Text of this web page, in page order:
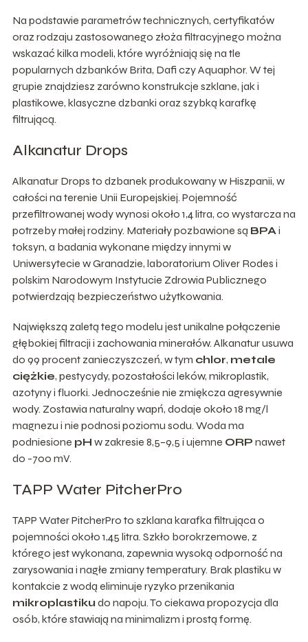
Na podstawie parametrów technicznych, certyfikatów
oraz rodzaju zastosowanego złoża filtracyjnego można
wskazać kilka modeli, które wyróżniają się na tle
popularnych dzbanków Brita, Dafi czy Aquaphor. W tej
grupie znajdziesz zarówno konstrukcje szklane, jak i
plastikowe, klasyczne dzbanki oraz szybką karafkę
filtrującą.
Alkanatur Drops
Alkanatur Drops to dzbanek produkowany w Hiszpanii, w
całości na terenie Unii Europejskiej. Pojemność
przefiltrowanej wody wynosi około 1,4 litra, co wystarcza na
potrzeby małej rodziny. Materiały pozbawione są BPAi
toksyn, a badania wykonane między innymi w
Uniwersytecie w Granadzie, laboratorium Oliver Rodes i
polskim Narodowym Instytucie Zdrowia Publicznego
potwierdzają bezpieczeństwo użytkowania.
Największą zaletą tego modelu jest unikalne połączenie
głębokiej filtracji i zachowania minerałów. Alkanatur usuwa
do 99 procent zanieczyszczeń, w tym chlor, metale
ciężkie, pestycydy, pozostałości leków, mikroplastik,
azotyny i fluorki. Jednocześnie nie zmiękcza agresywnie
wody. Zostawia naturalny wapń, dodaje około 18 mg/l
magnezu i nie podnosi poziomu sodu. Woda ma
podniesione pH w zakresie 8,5–9,5 i ujemne ORP nawet
do -700 mV.
TAPP Water PitcherPro
TAPP Water PitcherPro to szklana karafka filtrująca o
pojemności około 1,45 litra. Szkło borokrzemowe, z
którego jest wykonana, zapewnia wysoką odporność na
zarysowania i nagłe zmiany temperatury. Brak plastiku w
kontakcie z wodą eliminuje ryzyko przenikania
mikroplastiku do napoju. To ciekawa propozycja dla
osób, które stawiają na minimalizm i prostą formę.